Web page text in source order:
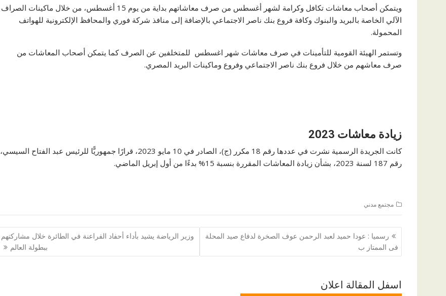
ويتمكن أصحاب معاشات تكافل وكرامة لشهر أغسطس من صرف معاشاتهم بداية من يوم 15 أغسطس، من خلال ماكينات الصراف
الآلي الخاصة بالبريد والبنوك وكافة فروع بنك ناصر الاجتماعي بالإضافة إلى منافذ شركة فوري والمحافظ الإلكترونية للهواتف
المحمولة.
وتستمر الهيئة القومية للتأمينات في صرف معاشات شهر اغسطس للمتخلفين عن الصرف كما يتمكن أصحاب المعاشات من
صرف معاشهم من خلال فروع بنك ناصر الاجتماعي وفروع وماكينات البريد المصري.
زيادة معاشات 2023
كانت الجريدة الرسمية نشرت في عددها رقم 18 مكرر (ج)، الصادر في 10 مايو 2023، قرارًا جمهوريًّا للرئيس عبد الفتاح السيسي،
رقم 187 لسنة 2023، بشأن زيادة المعاشات المقررة بنسبة 15% بدءًا من أول إبريل الماضي.
مجتمع مدني
تصفّح
المقالات
رسميا : عودا حميد لعبد الرحمن عوف الصخرة لدفاع صيد المحلة
فى الممتاز ب
وزير الرياضة يشيد بأداء أحفاد الفراعنة في الطائرة خلال مشاركتهم
ببطولة العالم
اسفل المقالة اعلان